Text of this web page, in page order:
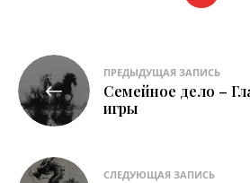
Навигация
по
записям
ПРЕДЫДУЩАЯ ЗАПИСЬ
Семейное дело –
игры
СЛЕДУЮЩАЯ ЗАПИСЬ